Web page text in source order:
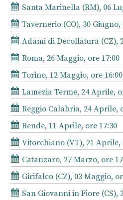
Santa Marinella (RM), 06
Tavernerio (CO), 30 Giugno,
Adami di Decollatura (CZ),
Roma, 26 Maggio, ore 17:00
Torino, 12 Maggio, ore 16:00
Lamezia Terme, 24 Aprile,
Reggio Calabria, 24 Aprile,
Rende, 11 Aprile, ore 17:30
Vitorchiano (VT), 21 Aprile,
Catanzaro, 27 Marzo, ore
Girifalco (CZ), 03 Maggio,
San Giovanni in Fiore (CS),